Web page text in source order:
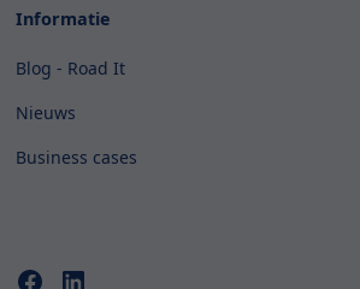
Informatie
Blog - Road It
Nieuws
Business cases